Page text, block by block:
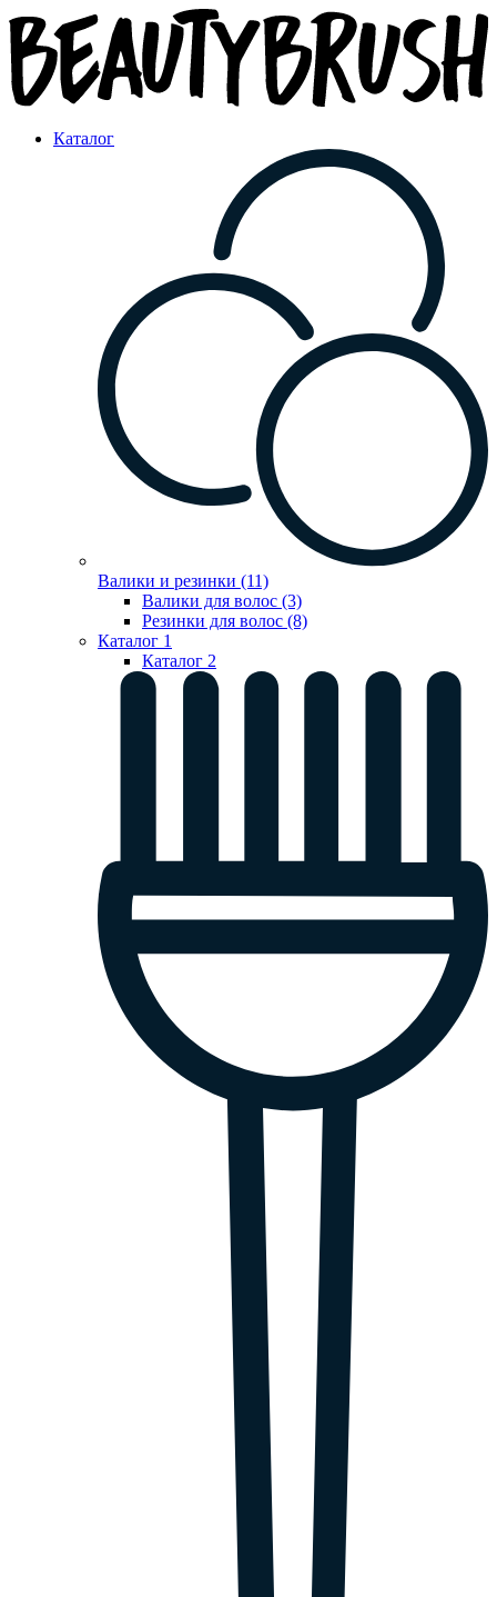
Каталог
Валики и резинки (11)
Валики для волос (3)
Резинки для волос (8)
Каталог 1
Каталог 2